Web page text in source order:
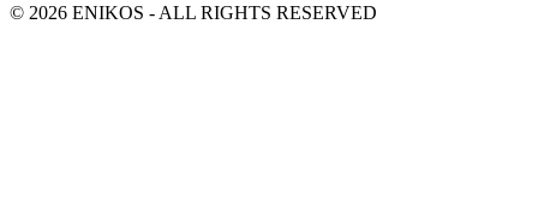
© 2026 ENIKOS - ALL RIGHTS RESERVED